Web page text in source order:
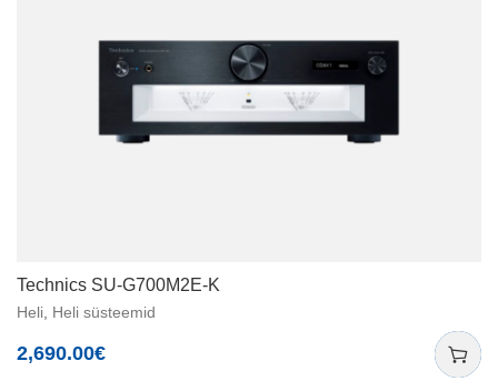
Technics SU-G700M2E-K
Heli Heli süsteemid
2,690.00€